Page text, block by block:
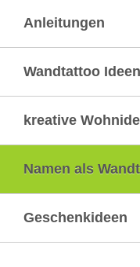
Anleitungen
Wandtattoo Ideen
kreative
Namen als
Geschenkideen